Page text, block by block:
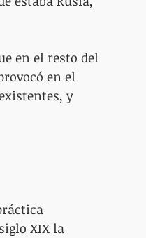
en el resto del
en el
y
XIX la